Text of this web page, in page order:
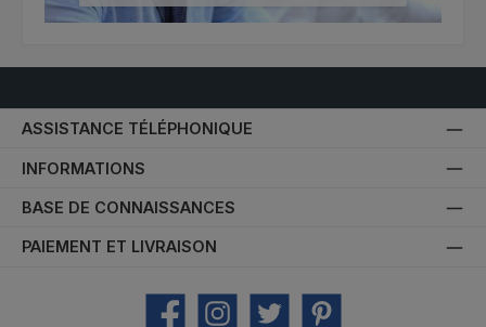
ASSISTANCE TÉLÉPHONIQUE
INFORMATIONS
BASE DE CONNAISSANCES
PAIEMENT ET LIVRAISON
Facebook Instagram Twitter Pinterest